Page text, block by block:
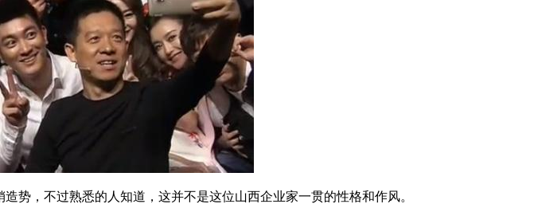
势，不过熟悉的人知道，这并不是这位山西企业家一贯的性格和作风。